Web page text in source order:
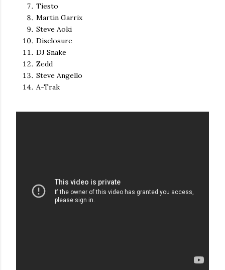
Tiesto
Martin Garrix
Steve Aoki
Disclosure
DJ Snake
Zedd
Steve Angello
A-Trak